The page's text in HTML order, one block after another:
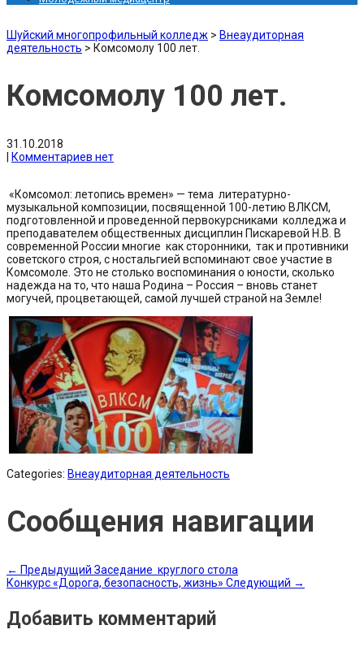
Шуйский многопрофильный колледж > Внеаудиторная
деятельность > Комсомолу 100 лет.
Комсомолу 100 лет.
31.10.2018
Комментариев нет
«Комсомол: летопись времен» — тема литературно-
музыкальной композиции, посвященной 100-летию ВЛКСМ,
подготовленной и проведенной первокурсниками колледжа и
преподавателем общественных дисциплин Пискаревой Н.В. В
современной России многие как сторонники, так и противники
советского строя, с ностальгией вспоминают свое участие в
Комсомоле. Это не столько воспоминания о юности, сколько
надежда на то, что наша Родина – Россия – вновь станет
могучей, процветающей, самой лучшей страной на Земле!
Categories: Внеаудиторная деятельность
Сообщения навигации
← Предыдущий Заседание круглого стола
Конкурс «Дорога, безопасность, жизнь» Следующий →
Добавить комментарий